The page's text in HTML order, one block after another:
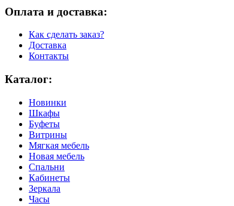
Оплата и доставка:
Как сделать заказ?
Доставка
Контакты
Каталог:
Новинки
Шкафы
Буфеты
Витрины
Мягкая мебель
Новая мебель
Спальни
Кабинеты
Зеркала
Часы